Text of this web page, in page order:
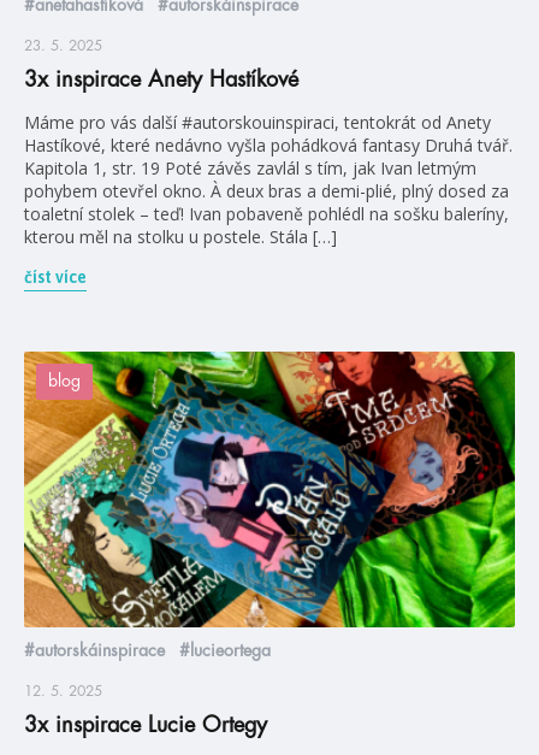
#anetahastíková #autorskáinspirace
23. 5. 2025
3x inspirace Anety Hastíkové
Máme pro vás další #autorskouinspiraci, tentokrát od Anety
Hastíkové, které nedávno vyšla pohádková fantasy Druhá tvář.
Kapitola 1, str. 19 Poté závěs zavlál s tím, jak Ivan letmým
pohybem otevřel okno. À deux bras a demi-plié, plný dosed za
toaletní stolek – teď! Ivan pobaveně pohlédl na sošku baleríny,
kterou měl na stolku u postele. Stála […]
číst více
blog
#autorskáinspirace #lucieortega
12. 5. 2025
3x inspirace Lucie Ortegy